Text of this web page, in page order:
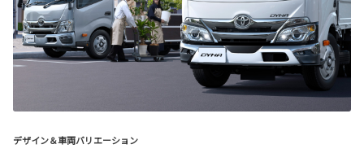
デザイン＆車両バリエーション